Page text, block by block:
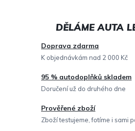
a
í
p
r
y
Doprava zdarma
K objednávkám nad 2 000 Kč
95 % autodoplňků skladem
Doručení už do druhého dne
Prověřené zboží
Zboží testujeme, fotíme i sami